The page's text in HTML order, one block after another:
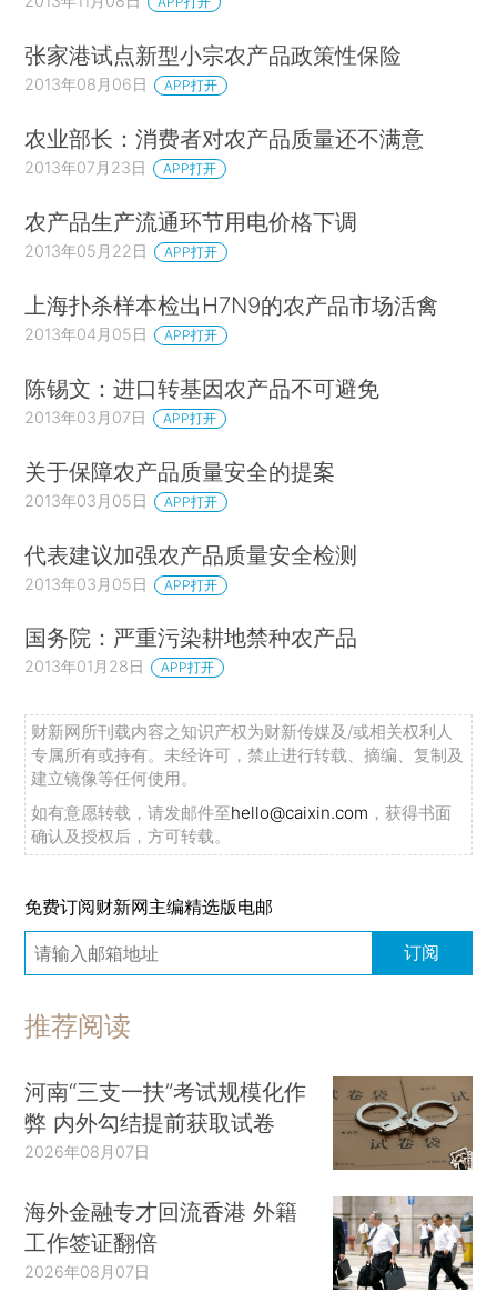
张家港试点新型小宗农产品政策性保险
2013年08月06日 APP打开
农业部长：消费者对农产品质量还不满意
2013年07月23日 APP打开
农产品生产流通环节用电价格下调
2013年05月22日 APP打开
上海扑杀样本检出H7N9的农产品市场活禽
2013年04月05日 APP打开
陈锡文：进口转基因农产品不可避免
2013年03月07日 APP打开
关于保障农产品质量安全的提案
2013年03月05日 APP打开
代表建议加强农产品质量安全检测
2013年03月05日 APP打开
国务院：严重污染耕地禁种农产品
2013年01月28日 APP打开
财新网所刊载内容之知识产权为财新传媒及/或相关权利人
专属所有或持有。未经许可，禁止进行转载、摘编、复制及
建立镜像等任何使用。
如有意愿转载，请发邮件至hello@caixin.com ，获得书面
确认及授权后，方可转载。
免费订阅财新网主编精选版电邮
订阅
推荐阅读
河南“三支一扶”考试规模化作
弊 内外勾结提前获取试卷
2026年08月07日
海外金融专才回流香港 外籍
工作签证翻倍
2026年08月07日